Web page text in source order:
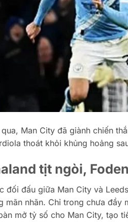
Man City đã giành chiến
thoát khỏi khủng hoảng
tịt ngòi,
đối đấu giữa Man City và
mãn nhãn. Chỉ trong chưa đầy
mở tỷ số cho Man City, tạo